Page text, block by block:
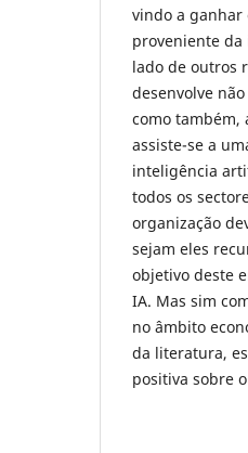
vindo a ganhar
proveniente
lado de outros
desenvolve
como também,
assiste-se a
inteligência
todos os
organização
sejam eles
objetivo deste
IA. Mas sim
no âmbito
da literatura,
positiva sobre